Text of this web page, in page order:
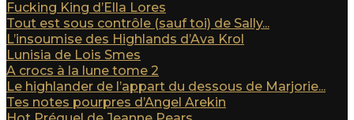
Fucking King d’Ella Lores
Tout est sous contrôle (sauf toi) de Sally...
L’insoumise des Highlands d’Ava Krol
Lunisia de Lois Smes
A crocs à la lune tome 2
Le highlander de l’appart du dessous de Marjorie...
Tes notes pourpres d’Angel Arekin